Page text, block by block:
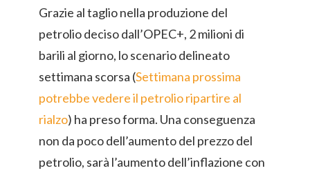
Grazie al taglio nella produzione del
petrolio deciso dall’OPEC+, 2 milioni di
barili al giorno, lo scenario delineato
settimana scorsa (Settimana prossima
potrebbe vedere il petrolio ripartire al
rialzo) ha preso forma. Una conseguenza
non da poco dell’aumento del prezzo del
petrolio, sarà l’aumento dell’inflazione con